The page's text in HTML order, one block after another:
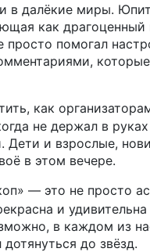
в далёкие миры.
как
просто помогал
как
не держал в
и взрослые,
в этом вечере.
— это не просто
и
в каждом из
до звёзд.